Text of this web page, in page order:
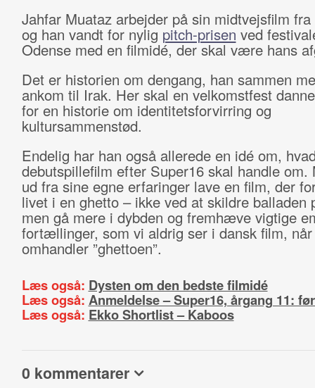
Jahfar Muataz arbejder på sin midtvejsfilm
og han vandt for nylig pitch-prisen ved
Odense med en filmidé, der skal være hans
Det er historien om dengang, han sammen
ankom til Irak. Her skal en velkomstfest
for en historie om identitetsforvirring og
kultursammenstød.
Endelig har han også allerede en idé om,
debutspillefilm efter Super16 skal handle om.
ud fra sine egne erfaringer lave en film, der
livet i en ghetto – ikke ved at skildre balladen
men gå mere i dybden og fremhæve vigtige
fortællinger, som vi aldrig ser i dansk film,
omhandler ”ghettoen”.
Læs også: Dysten om den bedste filmidé
Læs også: Anmeldelse – Super16, årgang 11:
Læs også: Ekko Shortlist – Kaboos
0 kommentarer